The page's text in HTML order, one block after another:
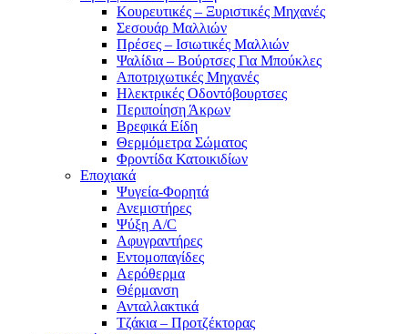
Κουρευτικές – Ξυριστικές Μηχανές
Σεσουάρ Μαλλιών
Πρέσες – Ισιωτικές Μαλλιών
Ψαλίδια – Βούρτσες Για Μπούκλες
Αποτριχωτικές Μηχανές
Ηλεκτρικές Οδοντόβουρτσες
Περιποίηση Άκρων
Βρεφικά Είδη
Θερμόμετρα Σώματος
Φροντίδα Κατοικιδίων
Εποχιακά
Ψυγεία-Φορητά
Ανεμιστήρες
Ψύξη A/C
Αφυγραντήρες
Εντομοπαγίδες
Αερόθερμα
Θέρμανση
Ανταλλακτικά
Τζάκια – Προτζέκτορας